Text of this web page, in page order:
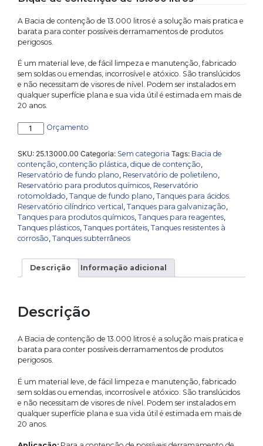
A Bacia de contenção de 13.000 litros é a solução mais pratica e
barata para conter possíveis derramamentos de produtos
perigosos.
É um material leve, de fácil limpeza e manutenção, fabricado
sem soldas ou emendas, incorrosível e atóxico. São translúcidos
e não necessitam de visores de nível. Podem ser instalados em
qualquer superfície plana e sua vida útil é estimada em mais de
20 anos.
Dique
de
de
13.000
litros
quantidade
Orçamento
SKU: 25.13000.00 Categoria: Sem categoria Tags: Bacia de
contenção, contenção plástica, dique de contenção,
Reservatório de fundo plano, Reservatório de polietileno,
Reservatório para produtos químicos, Reservatório
rotomoldado, Tanque de fundo plano, Tanques para ácidos.
Reservatório cilíndrico vertical , Tanques para galvanização,
Tanques para produtos químicos, Tanques para reagentes,
Tanques plásticos, Tanques portáteis, Tanques resistentes à
corrosão, Tanques subterrâneos
Descrição Informação adicional
Descrição
A Bacia de contenção de 13.000 litros é a solução mais pratica e
barata para conter possíveis derramamentos de produtos
perigosos.
É um material leve, de fácil limpeza e manutenção, fabricado
sem soldas ou emendas, incorrosível e atóxico. São translúcidos
e não necessitam de visores de nível. Podem ser instalados em
qualquer superfície plana e sua vida útil é estimada em mais de
20 anos.